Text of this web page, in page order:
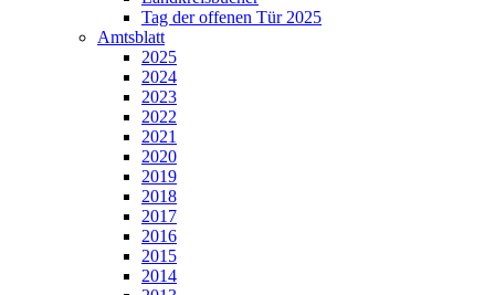
Tag der offenen Tür 2025
Amtsblatt
2025
2024
2023
2022
2021
2020
2019
2018
2017
2016
2015
2014